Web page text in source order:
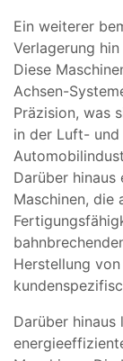
Ein weiterer
Verlagerung
Diese
Achsen-
Präzision, was
in der Luft-
Darüber
Maschinen,
Herstellung
Darüber